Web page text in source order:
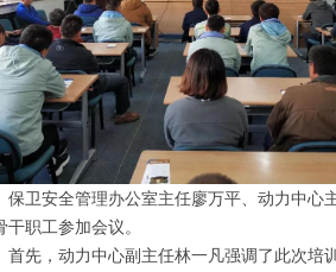
安全管理办公室主任廖万平、动力中心主
干职工参加会议。
，动力中心副主任林一凡强调了此次培训